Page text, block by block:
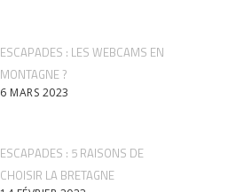
ESCAPADES : LES WEBCAMS EN
MONTAGNE ?
6 MARS 2023
ESCAPADES : 5 RAISONS DE
CHOISIR LA BRETAGNE